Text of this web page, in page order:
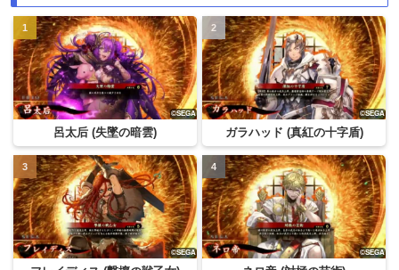
呂太后 (失墜の暗雲) ガラハッド (真紅の十字盾)